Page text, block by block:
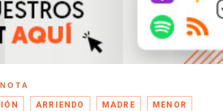
ARRIENDO MADRE MENOR